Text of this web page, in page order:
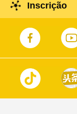
Inscrição